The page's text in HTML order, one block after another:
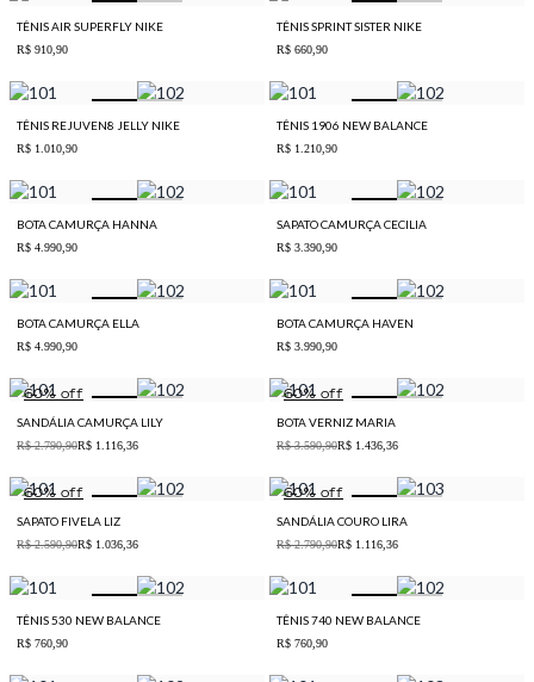
TÊNIS AIR SUPERFLY NIKE
R$ 910,90
TÊNIS SPRINT SISTER NIKE
R$ 660,90
TÊNIS REJUVEN8 JELLY NIKE
R$ 1.010,90
TÊNIS 1906 NEW BALANCE
R$ 1.210,90
BOTA CAMURÇA HANNA
R$ 4.990,90
SAPATO CAMURÇA CECILIA
R$ 3.390,90
BOTA CAMURÇA ELLA
R$ 4.990,90
BOTA CAMURÇA HAVEN
R$ 3.990,90
60% off
SANDÁLIA CAMURÇA LILY
R$ 2.790,90R$ 1.116,36
60% off
BOTA VERNIZ MARIA
R$ 3.590,90R$ 1.436,36
60% off
SAPATO FIVELA LIZ
R$ 2.590,90R$ 1.036,36
60% off
SANDÁLIA COURO LIRA
R$ 2.790,90R$ 1.116,36
TÊNIS 530 NEW BALANCE
R$ 760,90
TÊNIS 740 NEW BALANCE
R$ 760,90